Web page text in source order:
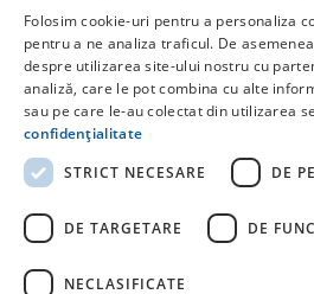
Conținutul acestui material nu
poziția oficială a Uniunii Europene
României
Proiect cofinanțat din Fondul
Programul Capital Uman 2014 -
Educație și competențe. Apelul
POCU/829/6/13 – Innotech
Pentru informații detaliate despre
Folosim cookie-uri pentru a personaliza
pentru a ne analiza traficul. De
despre utilizarea site-ului nostru cu
analiză, care le pot combina cu alte
sau pe care le-au colectat din utilizarea
confidențialitate
STRICT NECESARE
DE
DE TARGETARE DE
NECLASIFICATE